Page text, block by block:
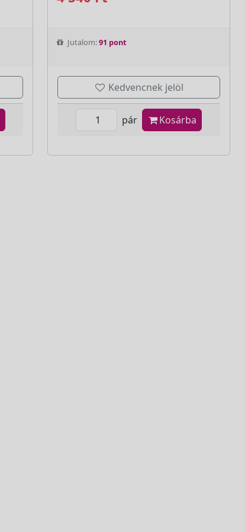
Jutalom:91 pont
Kedvencnek jelöl
pár Kosárba